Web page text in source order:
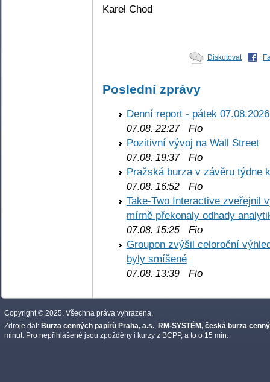
Karel Chod
Diskutovat
Poslední zprávy
Denní report - pátek 07.08.2026
07.08. 22:27Fio
Pozitivní vývoj na Wall Street
07.08. 19:37Fio
Pražská burza v závěru týdne
07.08. 16:52 Fio
Take-Two Interactive zveřejnil
mírně překonaly odhady
07.08. 15:25 Fio
Groupon zvýšil celoroční
byly smíšené
07.08. 13:39 Fio
Copyright © 2025. Všechna práva vyhrazena.
Zdroje dat: Burza cenných papírů Praha, a.s., RM-SYSTÉM, česká burza
minut. Pro nepřihlášené jsou zpožděny i kurzy z BCPP, a to o 15 min.